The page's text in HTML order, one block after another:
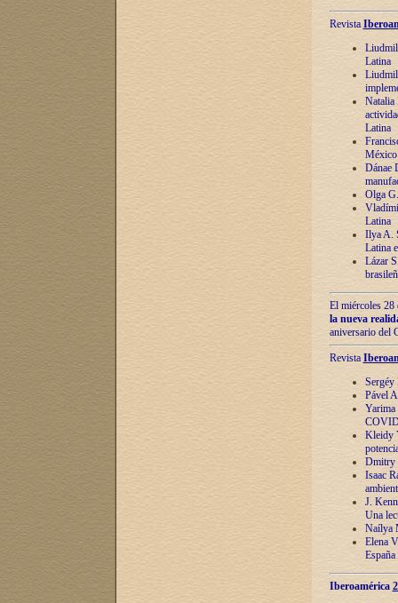
Revista
Latina
Natalia
Latina
México
Dánae
Olga
Latina
Ilya A.
Latina
Lázar
El miércoles 28
la nueva
aniversario del
Revista
Sergéy
Pável
Yarima
Kleidy
Dmitry
Isaac
J.
Una
Naílya
Elena
España
Iberoamérica